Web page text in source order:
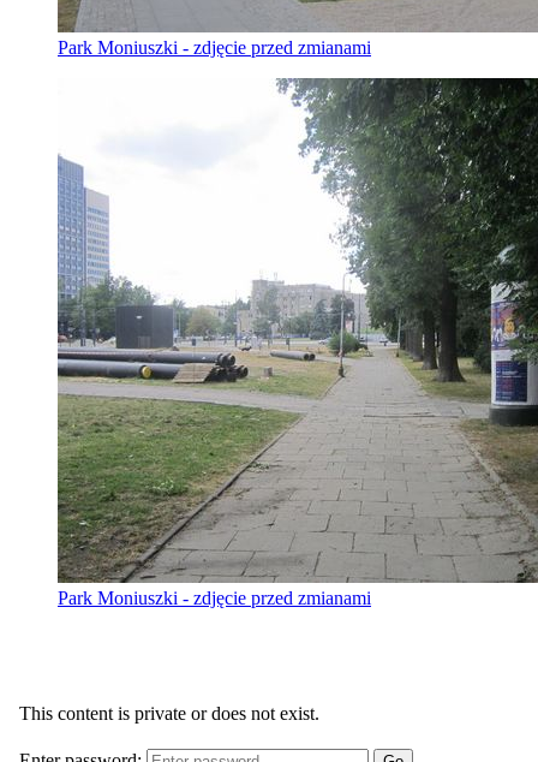
Park Moniuszki - zdjęcie przed zmianami
Park Moniuszki - zdjęcie przed zmianami